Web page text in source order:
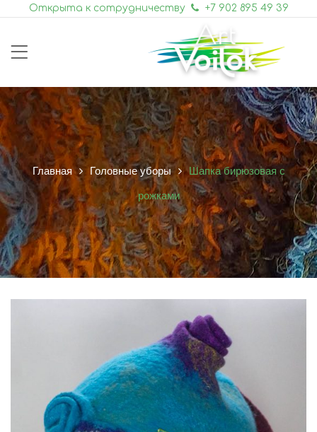
Открыта к сотрудничеству +7 902 895 49 39
Главная Головные уборы
Шапка бирюзовая с
рожками